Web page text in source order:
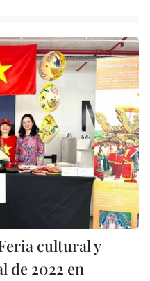
cultural y
de 2022 en